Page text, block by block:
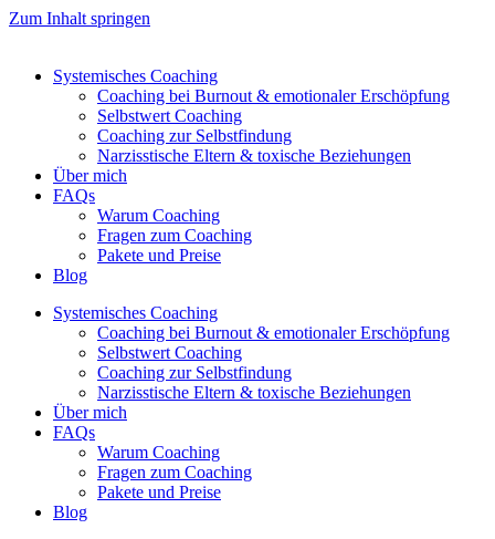
Zum Inhalt springen
Systemisches Coaching
Coaching bei Burnout & emotionaler Erschöpfung
Selbstwert Coaching
Coaching zur Selbstfindung
Narzisstische Eltern & toxische Beziehungen
Über mich
FAQs
Warum Coaching
Fragen zum Coaching
Pakete und Preise
Blog
Systemisches Coaching
Coaching bei Burnout & emotionaler Erschöpfung
Selbstwert Coaching
Coaching zur Selbstfindung
Narzisstische Eltern & toxische Beziehungen
Über mich
FAQs
Warum Coaching
Fragen zum Coaching
Pakete und Preise
Blog